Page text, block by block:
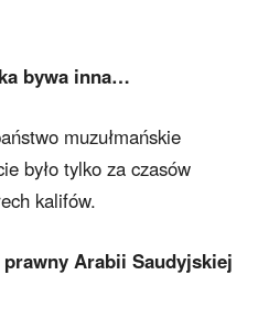
bywa inna…
muzułmańskie
było tylko za czasów
kalifów.
Arabii Saudyjskiej